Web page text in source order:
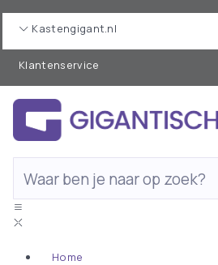
Kastengigant.nl
Klantenservice
Home